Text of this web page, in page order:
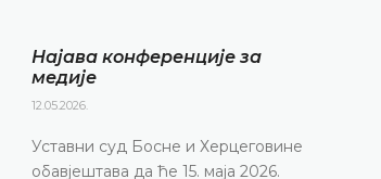
Најава конференције за
медије
12.05.2026.
Уставни суд Босне и Херцеговине
обавјештава да ће 15. маја 2026.